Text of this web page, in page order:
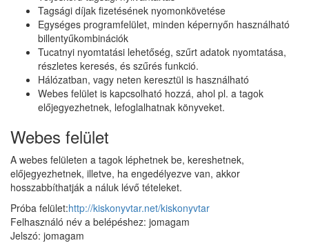
Tagsági díjak fizetésének nyomonkövetése
Egységes programfelület, minden képernyőn használható
billentyűkombinációk
Tucatnyi nyomtatási lehetőség, szűrt adatok nyomtatása,
részletes keresés, és szűrés funkció.
Hálózatban, vagy neten keresztül is használható
Webes felület is kapcsolható hozzá, ahol pl. a tagok
előjegyezhetnek, lefoglalhatnak könyveket.
Webes felület
A webes felületen a tagok léphetnek be, kereshetnek,
előjegyezhetnek, illetve, ha engedélyezve van, akkor
hosszabbíthatják a náluk lévő tételeket.
Próba felület:http://kiskonyvtar.net/kiskonyvtar
Felhasználó név a belépéshez: jomagam
Jelszó: jomagam